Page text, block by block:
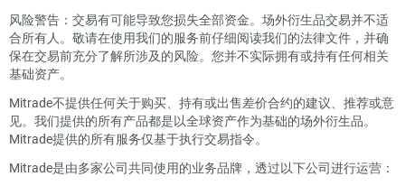
风险警告：交易有可能导致您损失全部资金。场外衍生品交易并不适
合所有人。敬请在使用我们的服务前仔细阅读我们的法律文件，并确
保在交易前充分了解所涉及的风险。您并不实际拥有或持有任何相关
基础资产。
Mitrade不提供任何关于购买、持有或出售差价合约的建议、推荐或意
见。我们提供的所有产品都是以全球资产作为基础的场外衍生品。
Mitrade提供的所有服务仅基于执行交易指令。
Mitrade是由多家公司共同使用的业务品牌，透过以下公司进行运营：